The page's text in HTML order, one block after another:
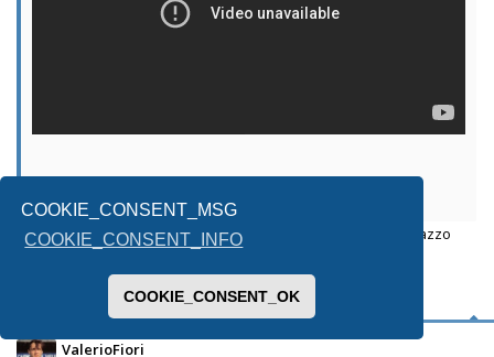
COOKIE_CONSENT_MSG
COOKIE_CONSENT_INFO
COOKIE_CONSENT_OK
A parte che doveva finire 6-2, ma il portiere del Villareal do’ cazzo
ValerioFiori